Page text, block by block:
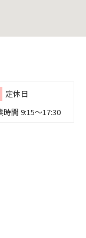
定休日
時間 9:15～17:30